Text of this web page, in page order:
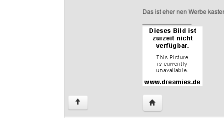
Das ist eher nen Werbe
↑ Website dieses